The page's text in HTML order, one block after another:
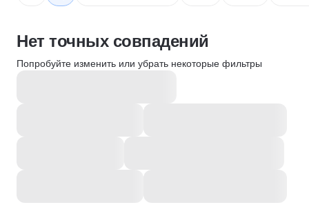
Нет точных совпадений
Попробуйте изменить или убрать некоторые фильтры